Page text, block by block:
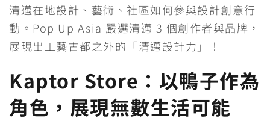
k
e
r
m
k
清邁在地設計、藝術、社區如何參與設計創意行
動。Pop Up Asia 嚴選清邁 3 個創作者與品牌，
展現出工藝古都之外的「清邁設計力」！
Kaptor Store：以鴨子作為
角色，展現無數生活可能